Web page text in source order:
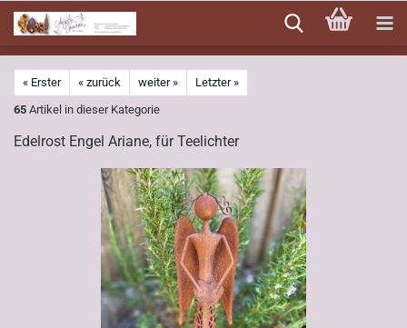
zum
Hauptinhalt
« Erster « zurück weiter »
Letzter »
65 Artikel in dieser Kategorie
Edelrost Engel Ariane, für Teelichter